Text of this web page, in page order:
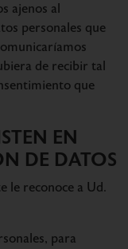
ajenos al
personales que
de recibir tal
que
EN
DE DATOS
le reconoce a Ud.
para